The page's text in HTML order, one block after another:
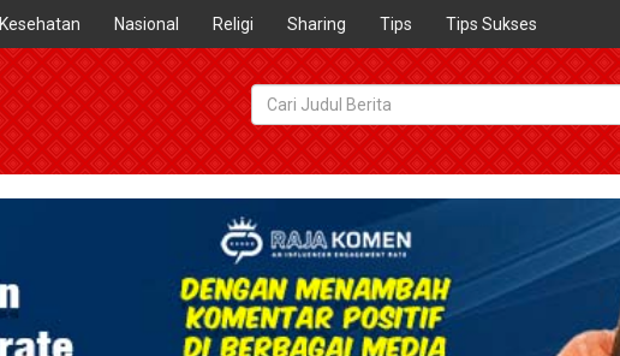
Kesehatan Nasional Religi Sharing Tips Tips Sukses